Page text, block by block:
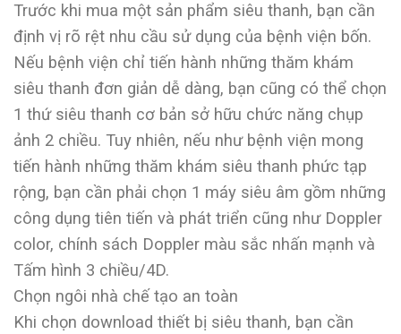
Trước khi mua một sản phẩm siêu thanh, bạn cần
định vị rõ rệt nhu cầu sử dụng của bệnh viện bốn.
Nếu bệnh viện chỉ tiến hành những thăm khám
siêu thanh đơn giản dễ dàng, bạn cũng có thể chọn
1 thứ siêu thanh cơ bản sở hữu chức năng chụp
ảnh 2 chiều. Tuy nhiên, nếu như bệnh viện mong
tiến hành những thăm khám siêu thanh phức tạp
rộng, bạn cần phải chọn 1 máy siêu âm gồm những
công dụng tiên tiến và phát triển cũng như Doppler
color, chính sách Doppler màu sắc nhấn mạnh và
Tấm hình 3 chiều/4D.
Chọn ngôi nhà chế tạo an toàn
Khi chọn download thiết bị siêu thanh, bạn cần